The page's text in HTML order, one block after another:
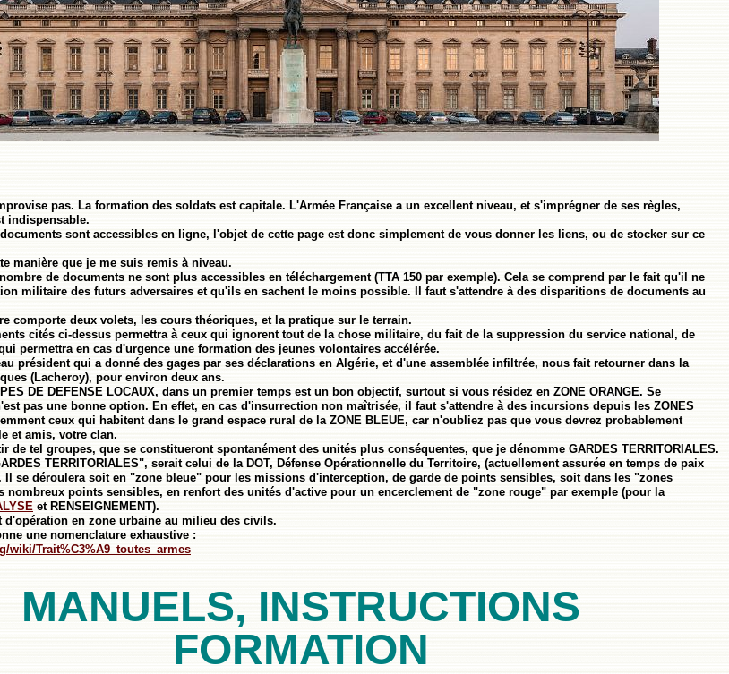
pas. La formation des soldats est capitale. L'Armée Française a un excellent niveau, et s'imprégner de ses règles,
indispensable.
sont accessibles en ligne, l'objet de cette page est donc simplement de vous donner les liens, ou de stocker sur ce
manière que je me suis remis à niveau.
de documents ne sont plus accessibles en téléchargement (TTA 150 par exemple). Cela se comprend par le fait qu'il ne
militaire des futurs adversaires et qu'ils en sachent le moins possible. Il faut s'attendre à des disparitions de documents au
comporte deux volets, les cours théoriques, et la pratique sur le terrain.
cités ci-dessus permettra à ceux qui ignorent tout de la chose militaire, du fait de la suppression du service national, de
permettra en cas d'urgence une formation des jeunes volontaires accélérée.
président qui a donné des gages par ses déclarations en Algérie, et d'une assemblée infiltrée, nous fait retourner dans la
(Lacheroy), pour environ deux ans.
DE DEFENSE LOCAUX, dans un premier temps est un bon objectif, surtout si vous résidez en ZONE ORANGE. Se
pas une bonne option. En effet, en cas d'insurrection non maîtrisée, il faut s'attendre à des incursions depuis les ZONES
ceux qui habitent dans le grand espace rural de la ZONE BLEUE, car n'oubliez pas que vous devrez probablement
et amis, votre clan.
de tel groupes, que se constitueront spontanément des unités plus conséquentes, que je dénomme GARDES TERRITORIALES.
TERRITORIALES", serait celui de la DOT, Défense Opérationnelle du Territoire, (actuellement assurée en temps de paix
Il se déroulera soit en "zone bleue" pour les missions d'interception, de garde de points sensibles, soit dans les "zones
nombreux points sensibles, en renfort des unités d'active pour un encerclement de "zone rouge" par exemple (pour la
et RENSEIGNEMENT).
d'opération en zone urbaine au milieu des civils.
une nomenclature exhaustive :
wiki/Trait%C3%A9_toutes_armes
MANUELS, INSTRUCTIONS
FORMATION